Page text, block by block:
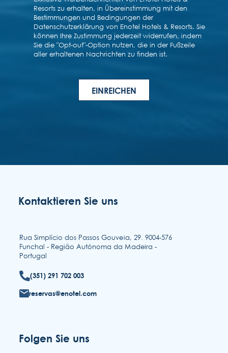
Kontaktieren Sie uns
Rua Simplício dos Passos Gouveia, 29. 9004-576
Funchal - Região Autónoma da Madeira -
Portugal
(351) 291 702 003
reservas@enotel.com
Folgen Sie uns